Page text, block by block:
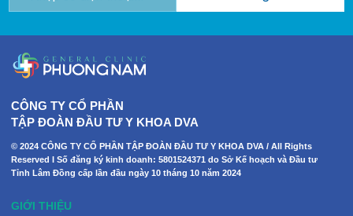
CÔNG TY CỔ PHẦN
TẬP ĐOÀN ĐẦU TƯ Y KHOA DVA
© 2024 CÔNG TY CỔ PHẦN TẬP ĐOÀN ĐẦU TƯ Y KHOA DVA / All Rights
Reserved I Số đăng ký kinh doanh: 5801524371 do Sở Kế hoạch và Đầu tư
Tỉnh Lâm Đồng cấp lần đầu ngày 10 tháng 10 năm 2024
GIỚI THIỆU